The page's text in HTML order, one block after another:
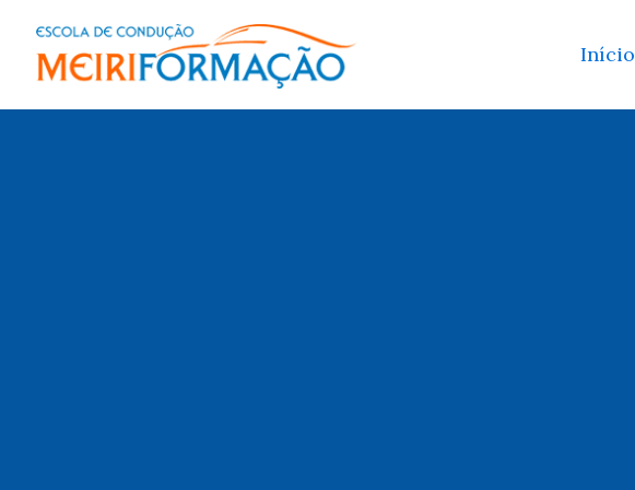
Início